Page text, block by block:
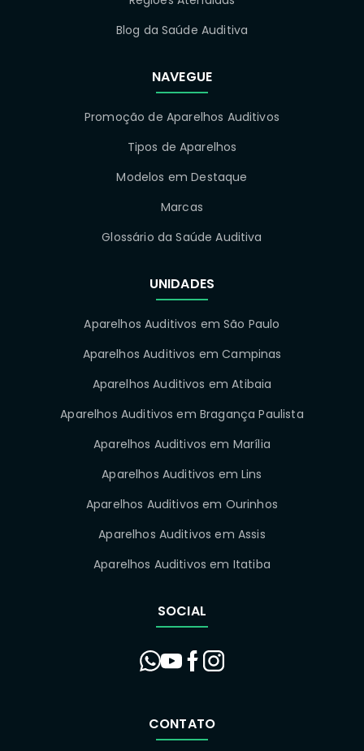
Blog da Saúde Auditiva
NAVEGUE
Promoção de Aparelhos Auditivos
Tipos de Aparelhos
Modelos em Destaque
Marcas
Glossário da Saúde Auditiva
UNIDADES
Aparelhos Auditivos em São Paulo
Aparelhos Auditivos em Campinas
Aparelhos Auditivos em Atibaia
Aparelhos Auditivos em Bragança Paulista
Aparelhos Auditivos em Marília
Aparelhos Auditivos em Lins
Aparelhos Auditivos em Ourinhos
Aparelhos Auditivos em Assis
Aparelhos Auditivos em Itatiba
SOCIAL
CONTATO